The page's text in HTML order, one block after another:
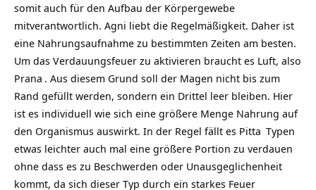
somit auch für den Aufbau der Körpergewebe
mitverantwortlich. Agni liebt die Regelmäßigkeit. Daher ist
eine Nahrungsaufnahme zu bestimmten Zeiten am besten.
Um das Verdauungsfeuer zu aktivieren braucht es Luft, also
Prana . Aus diesem Grund soll der Magen nicht bis zum
Rand gefüllt werden, sondern ein Drittel leer bleiben. Hier
ist es individuell wie sich eine größere Menge Nahrung auf
den Organismus auswirkt. In der Regel fällt es Pitta Typen
etwas leichter auch mal eine größere Portion zu verdauen
ohne dass es zu Beschwerden oder Unausgeglichenheit
kommt, da sich dieser Typ durch ein starkes Feuer